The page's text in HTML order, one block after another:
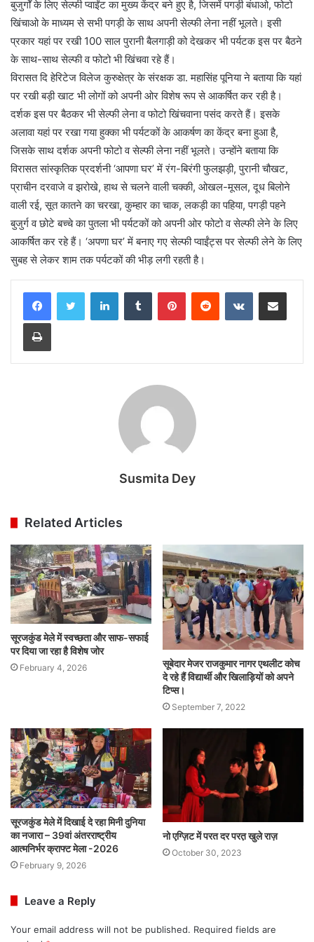
बुजुर्गों के लिए सेल्फी प्वाईंट का मुख्य केंद्र बने हुए है, जिसमें पगड़ी बंधाओ, फोटो
खिंचाओ के माध्यम से सभी पगड़ी के साथ अपनी सेल्फी लेना नहीं भूलते। इसी
प्रकार यहां पर रखी 100 साल पुरानी बैलगाड़ी को देखकर भी पर्यटक इस पर बैठने
के साथ-साथ सेल्फी व फोटो भी खिंचवा रहे हैं।
विरासत दि हेरिटेज विलेज कुरुक्षेत्र के संरक्षक डा. महासिंह पूनिया ने बताया कि यहां
पर रखी बड़ी खाट भी लोगों को अपनी ओर विशेष रूप से आकर्षित कर रही है।
दर्शक इस पर बैठकर भी सेल्फी लेना व फोटो खिंचवाना पसंद करते हैं। इसके
अलावा यहां पर रखा गया हुक्का भी पर्यटकों के आकर्षण का केंद्र बना हुआ है,
जिसके साथ दर्शक अपनी फोटो व सेल्फी लेना नहीं भूलते। उन्होंने बताया कि
विरासत सांस्कृतिक प्रदर्शनी ‘आपणा घर’ में रंग-बिरंगी फुलझड़ी, पुरानी चौखट,
प्राचीन दरवाजे व झरोखे, हाथ से चलने वाली चक्की, ओखल-मूसल, दूध बिलोने
वाली रई, सूत कातने का चरखा, कुम्हार का चाक, लकड़ी का पहिया, पगड़ी पहने
बुजुर्ग व छोटे बच्चे का पुतला भी पर्यटकों को अपनी ओर फोटो व सेल्फी लेने के लिए
आकर्षित कर रहे हैं। ‘अपणा घर’ में बनाए गए सेल्फी प्वाईंट्स पर सेल्फी लेने के लिए
सुबह से लेकर शाम तक पर्यटकों की भीड़ लगी रहती है।
LinkedInTumblr PinterestReddit VKontakteShare via Email
Print
Susmita Dey
Related Articles
सूरजकुंड मेले में स्वच्छता और साफ-सफाई
पर दिया जा रहा है विशेष जोर
February 4, 2026
सूबेदार मेजर राजकुमार नागर एथलीट कोच
दे रहे हैं विद्यार्थी और खिलाड़ियों को अपने
टिप्स।
September 7, 2022
सूरजकुंड मेले में दिखाई दे रहा मिनी दुनिया
का नजारा – 39वां अंतरराष्ट्रीय
आत्मनिर्भर क्राफ्ट मेला -2026
February 9, 2026
नो एग्ज़िट में परत दर परत़ खुले राज़
October 30, 2023
Leave a Reply
Your email address will not be published. Required fields are